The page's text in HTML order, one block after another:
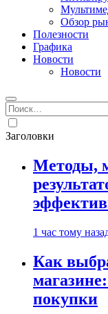
Обзор
Полезности
Графика
Новости
Новости
Найти:
Заголовки
Методы,
1 час тому
Как
покупки